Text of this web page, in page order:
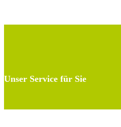
Unser Service für Sie